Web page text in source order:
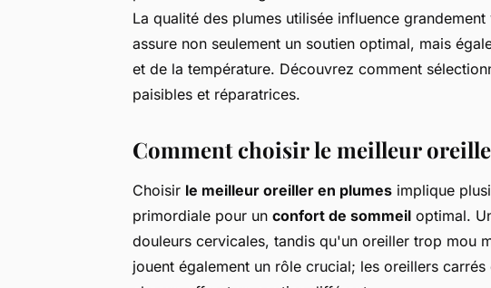
La qualité des plumes utilisée influence
assure non seulement un soutien optimal, mais
et de la température. Découvrez comment
paisibles et réparatrices.
Comment choisir le meilleur
Choisir le meilleur oreiller en plumes implique
primordiale pour un confort de sommeil optimal.
douleurs cervicales, tandis qu'un oreiller trop mou
jouent également un rôle crucial; les oreillers